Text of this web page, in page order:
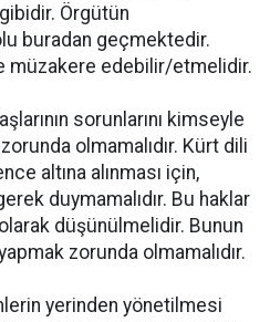
Örgütün
buradan geçmektedir.
müzakere edebilir/etmelidir.
sorunlarını kimseyle
olmamalıdır. Kürt dili
altına alınması için,
duymamalıdır. Bu haklar
düşünülmelidir. Bunun
zorunda olmamalıdır.
yerinden yönetilmesi